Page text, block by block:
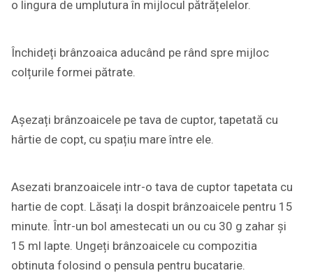
o lingura de umplutura în mijlocul pătrățelelor.
Închideți brânzoaica aducând pe rând spre mijloc
colțurile formei pătrate.
Așezați brânzoaicele pe tava de cuptor, tapetată cu
hârtie de copt, cu spațiu mare între ele.
Asezati branzoaicele intr-o tava de cuptor tapetata cu
hartie de copt. Lăsați la dospit brânzoaicele pentru 15
minute. Într-un bol amestecati un ou cu 30 g zahar și
15 ml lapte. Ungeți brânzoaicele cu compozitia
obtinuta folosind o pensula pentru bucatarie.